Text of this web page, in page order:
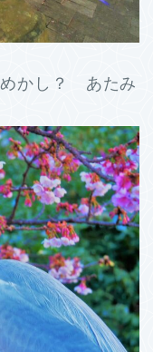
めかし？ あたみ